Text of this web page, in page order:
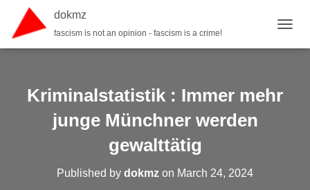
dokmz
fascism is not an opinion - fascism is a crime!
Kriminalstatistik : Immer mehr
junge Münchner werden
gewalttätig
Published by dokmz on March 24, 2024